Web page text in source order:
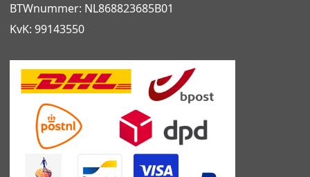
BTWnummer: NL868823685B01
KvK: 99143550